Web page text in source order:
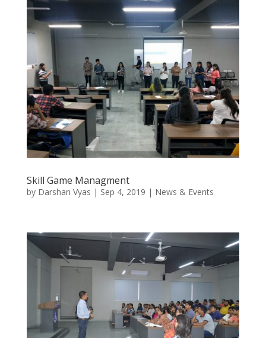
Skill Game Managment
by Darshan Vyas | Sep 4, 2019 | News & Events